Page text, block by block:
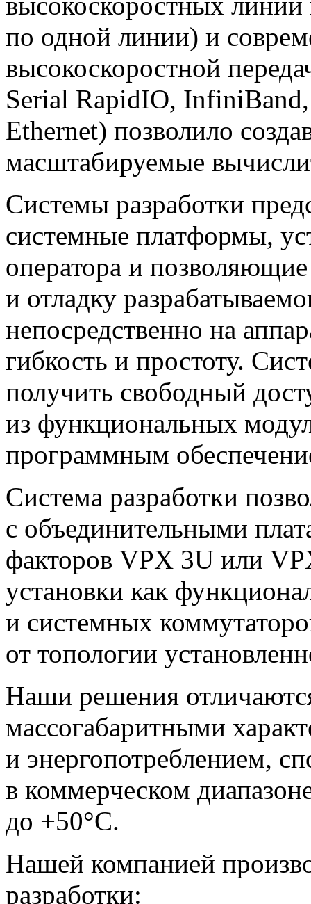
по одной линии) и
высокоскоростной
Serial RapidIO,
Ethernet) позволило
масштабируемые
Системы разработки
системные платформы,
оператора и
и отладку
непосредственно на
гибкость и простоту.
получить свободный
из функциональных
программным
Система разработки
с объединительными
факторов VPX 3U или
установки как
и системных
от топологии
Наши решения
массогабаритными
и энергопотреблением,
в коммерческом
до +50°С.
Нашей компанией
разработки: